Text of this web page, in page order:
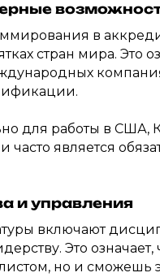
в
стран мира. Это
для работы в США,
часто является
и управления
включают
Это
но и сможешь